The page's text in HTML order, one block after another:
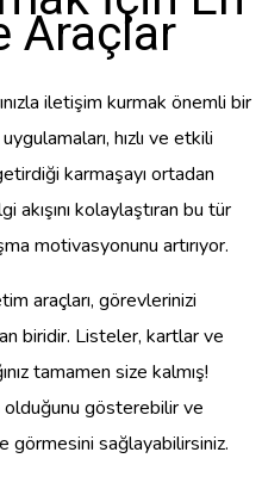
Araçlar
iletişim kurmak önemli bir
hızlı ve etkili
karmaşayı ortadan
akışını kolaylaştıran bu tür
motivasyonunu artırıyor.
araçları, görevlerinizi
biridir. Listeler, kartlar ve
tamamen size kalmış!
olduğunu gösterebilir ve
görmesini sağlayabilirsiniz.